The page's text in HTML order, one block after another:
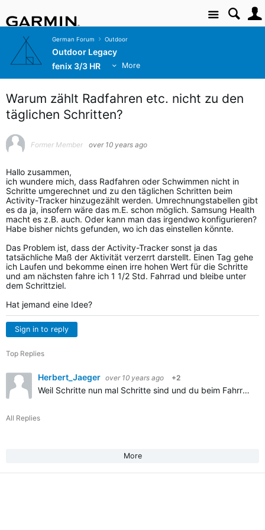
Site
German Forum Outdoor
Outdoor Legacy
fenix 3/3 HR
More
Warum zählt Radfahren etc. nicht zu den
täglichen Schritten?
Former Member over 10 years ago
Hallo zusammen,
ich wundere mich, dass Radfahren oder Schwimmen nicht in
Schritte umgerechnet und zu den täglichen Schritten beim
Activity-Tracker hinzugezählt werden. Umrechnungstabellen gibt
es da ja, insofern wäre das m.E. schon möglich. Samsung Health
macht es z.B. auch. Oder kann man das irgendwo konfigurieren?
Habe bisher nichts gefunden, wo ich das einstellen könnte.
Das Problem ist, dass der Activity-Tracker sonst ja das
tatsächliche Maß der Aktivität verzerrt darstellt. Einen Tag gehe
ich Laufen und bekomme einen irre hohen Wert für die Schritte
und am nächsten fahre ich 1 1/2 Std. Fahrrad und bleibe unter
dem Schrittziel.
Hat jemand eine Idee?
Sign in to reply
Top Replies
Herbert_Jaeger over 10 years ago +2
Weil Schritte nun mal Schritte sind und du beim Fahrradfahren normalerweise keine Schritte machst. Für das, was du willst, gibt es die Aktivitätsminuten. Da ist die Bewegungsart egal.
All Replies
More